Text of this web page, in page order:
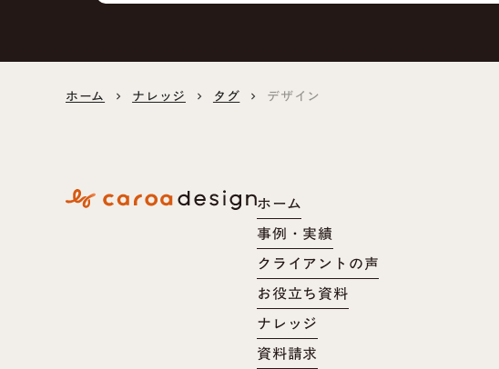
ホーム keyboard_arrow_right ナレッジ keyboard_arrow_right タグ keyboard_arrow_right デザイン
ホーム
事例・実績
クライアントの声
お役立ち資料
ナレッジ
資料請求